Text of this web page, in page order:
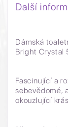
Další
Dámská
Bright Crystal
Fascinující a
sebevědomé,
okouzlující